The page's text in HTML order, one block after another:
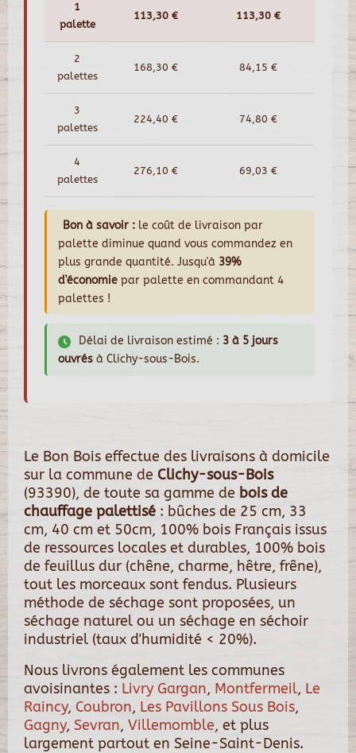
1
palette
113,30 € 113,30 €
2
palettes
168,30 € 84,15 €
3
palettes
224,40 € 74,80 €
4
palettes
276,10 € 69,03 €
Bon à savoir : le coût de livraison par
palette diminue quand vous commandez en
plus grande quantité. Jusqu'à 39%
d'économie par palette en commandant 4
palettes !
Délai de livraison estimé : 3 à 5 jours
ouvrés à Clichy-sous-Bois.
Le Bon Bois effectue des livraisons à domicile
sur la commune de Clichy-sous-Bois
(93390), de toute sa gamme de bois de
chauffage palettisé : bûches de 25 cm, 33
cm, 40 cm et 50cm, 100% bois Français issus
de ressources locales et durables, 100% bois
de feuillus dur (chêne, charme, hêtre, frêne),
tout les morceaux sont fendus. Plusieurs
méthode de séchage sont proposées, un
séchage naturel ou un séchage en séchoir
industriel (taux d'humidité < 20%).
Nous livrons également les communes
avoisinantes : Livry Gargan, Montfermeil, Le
Raincy, Coubron, Les Pavillons Sous Bois,
Gagny, Sevran, Villemomble, et plus
largement partout en Seine-Saint-Denis.